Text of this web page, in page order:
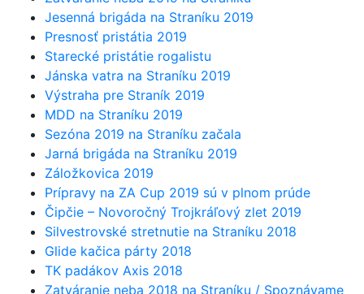
Jesenná brigáda na Straníku 2019
Presnosť pristátia 2019
Starecké pristátie rogalistu
Jánska vatra na Straníku 2019
Výstraha pre Straník 2019
MDD na Straníku 2019
Sezóna 2019 na Straníku začala
Jarná brigáda na Straníku 2019
Záložkovica 2019
Prípravy na ZA Cup 2019 sú v plnom prúde
Čipčie – Novoročný Trojkráľový zlet 2019
Silvestrovské stretnutie na Straníku 2018
Glide kačica párty 2018
TK padákov Axis 2018
Zatváranie neba 2018 na Straníku / Spoznávame